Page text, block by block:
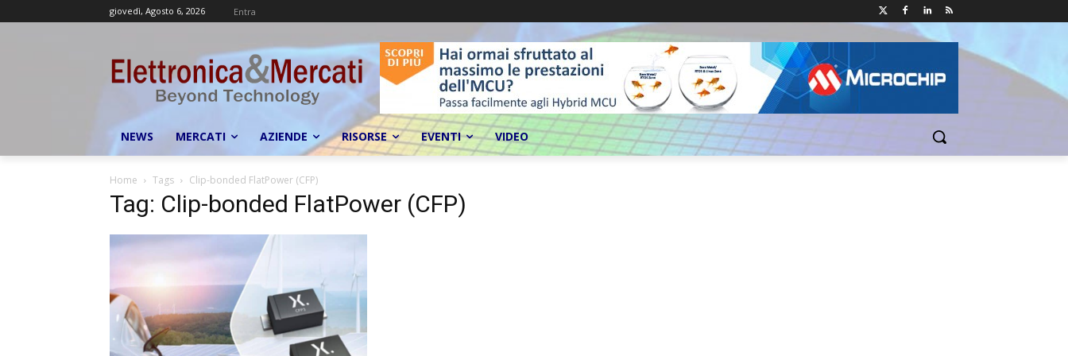
giovedì, Agosto 6, 2026 Entra
NEWS MERCATI AZIENDE RISORSE EVENTI VIDEO
Home Tags Clip-bonded FlatPower (CFP)
Tag: Clip-bonded FlatPower (CFP)